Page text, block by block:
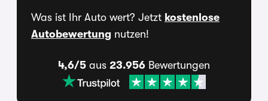
Was ist Ihr Auto wert? Jetzt kostenlose
Autobewertung nutzen!
4,6/5 aus 23.956 Bewertungen